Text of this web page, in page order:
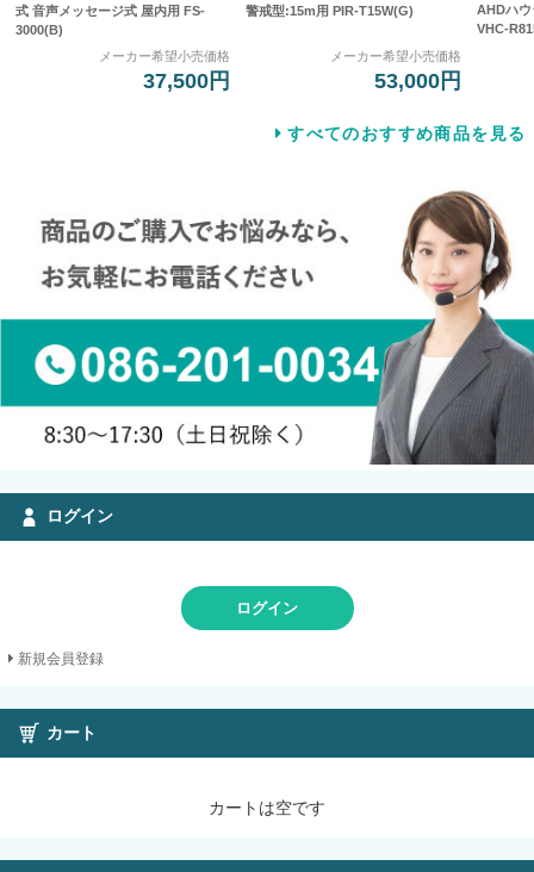
式 音声メッセージ式 屋内用 FS-
3000(B)
メーカー希望小売価格
37,500円
警戒型:15m用 PIR-T15W(G)
メーカー希望小売価格
53,000円
AHDハウ
VHC-
すべてのおすすめ商品を見る
ログイン
ログイン
新規会員登録
カート
カートは空です